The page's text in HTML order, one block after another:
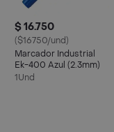
$ 16.750
($16750/und)
Marcador Industrial
Ek-400 Azul (2.3mm)
1Und